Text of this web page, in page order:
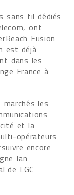
sans fil dédiés
ont
Fusion
est déjà
dans les
France à
les
et la
opérateurs
encore
Ian
de LGC